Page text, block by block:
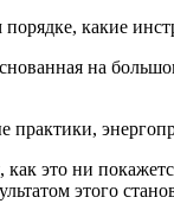
порядке, какие
на
как это ни
этого